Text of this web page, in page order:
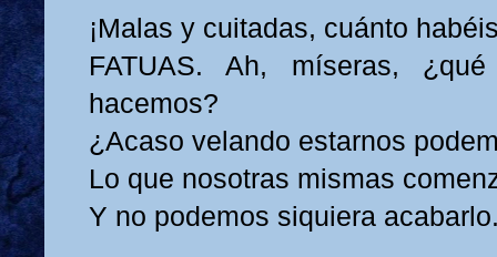
¡Malas y cuitadas, cuánto
FATUAS. Ah, míseras,
hacemos?
¿Acaso velando estarnos
Lo que nosotras mismas
Y no podemos siquiera